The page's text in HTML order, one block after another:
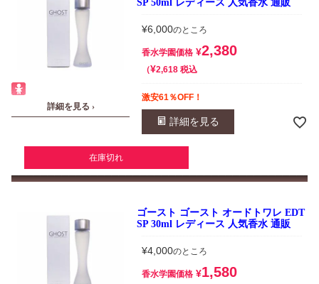
詳細を見る ›
SP 50ml レディース 人気香水 通販
¥6,000のところ
香水学園価格 ¥2,380
¥2,618 税込
激安61％OFF！
詳細を見る
在庫切れ
ゴースト ゴースト オードトワレ EDT
SP 30ml レディース 人気香水 通販
¥4,000のところ
香水学園価格 ¥1,580